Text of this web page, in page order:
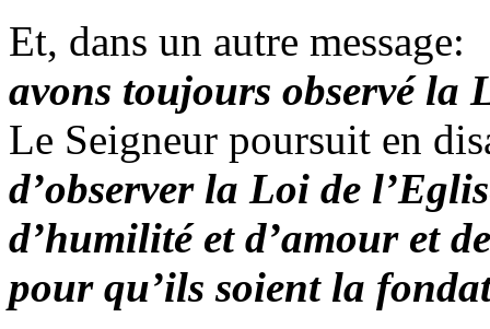
Et, dans un autre message:
avons toujours observé la
Le Seigneur poursuit en
d’observer la Loi de
d’humilité et d’amour et
pour qu’ils soient la